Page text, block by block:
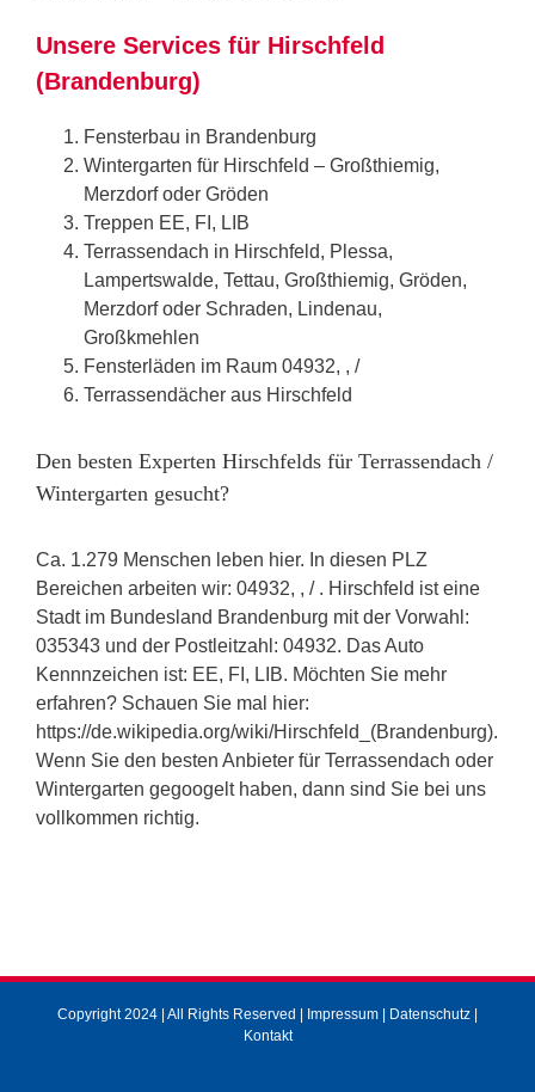
Unsere Services für Hirschfeld
(Brandenburg)
Fensterbau in Brandenburg
Wintergarten für Hirschfeld – Großthiemig,
Merzdorf oder Gröden
Treppen EE, FI, LIB
Terrassendach in Hirschfeld, Plessa,
Lampertswalde, Tettau, Großthiemig, Gröden,
Merzdorf oder Schraden, Lindenau,
Großkmehlen
Fensterläden im Raum 04932, , /
Terrassendächer aus Hirschfeld
Den besten Experten Hirschfelds für Terrassendach /
Wintergarten gesucht?
Ca. 1.279 Menschen leben hier. In diesen PLZ
Bereichen arbeiten wir: 04932, , / . Hirschfeld ist eine
Stadt im Bundesland Brandenburg mit der Vorwahl:
035343 und der Postleitzahl: 04932. Das Auto
Kennnzeichen ist: EE, FI, LIB. Möchten Sie mehr
erfahren? Schauen Sie mal hier:
https://de.wikipedia.org/wiki/Hirschfeld_(Brandenburg).
Wenn Sie den besten Anbieter für Terrassendach oder
Wintergarten gegoogelt haben, dann sind Sie bei uns
vollkommen richtig.
Copyright 2024 | All Rights Reserved | Impressum Datenschutz
Kontakt